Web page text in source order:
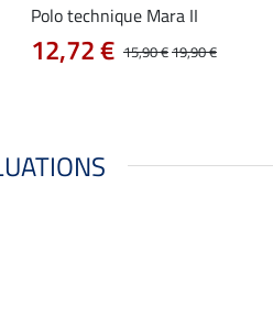
Polo technique Mara II
15,90 €19,90 €
12,72 €